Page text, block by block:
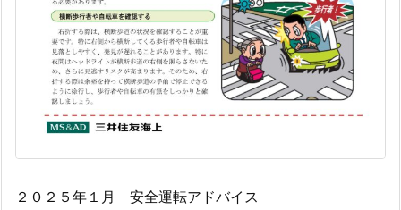
２０２５年１月 安全運転アドバイス